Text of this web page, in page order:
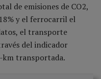
de emisiones de CO2,
y el ferrocarril el
el transporte
del indicador
km transportada.